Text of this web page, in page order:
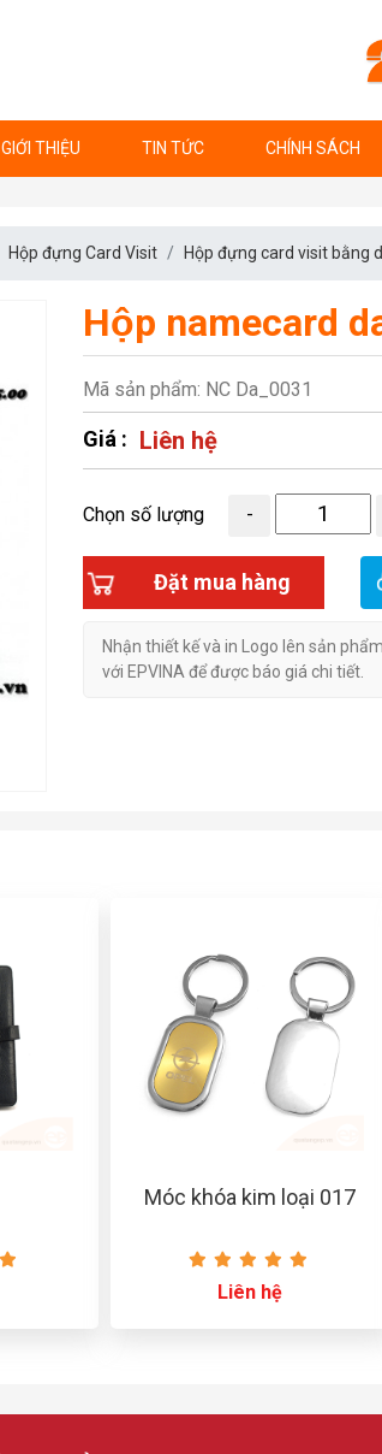
GIỚI THIỆU TIN TỨC CHÍNH SÁCH
Hộp đựng Card Visit Hộp đựng card visit bằng
Hộp namecard
Mã sản phẩm: NC Da_0031
Giá : Liên hệ
Chọn số lượng
Đặt mua hàng
Nhận thiết kế và in Logo lên sản
với EPVINA để được báo giá chi tiết.
Móc khóa kim loại 017
Liên hệ